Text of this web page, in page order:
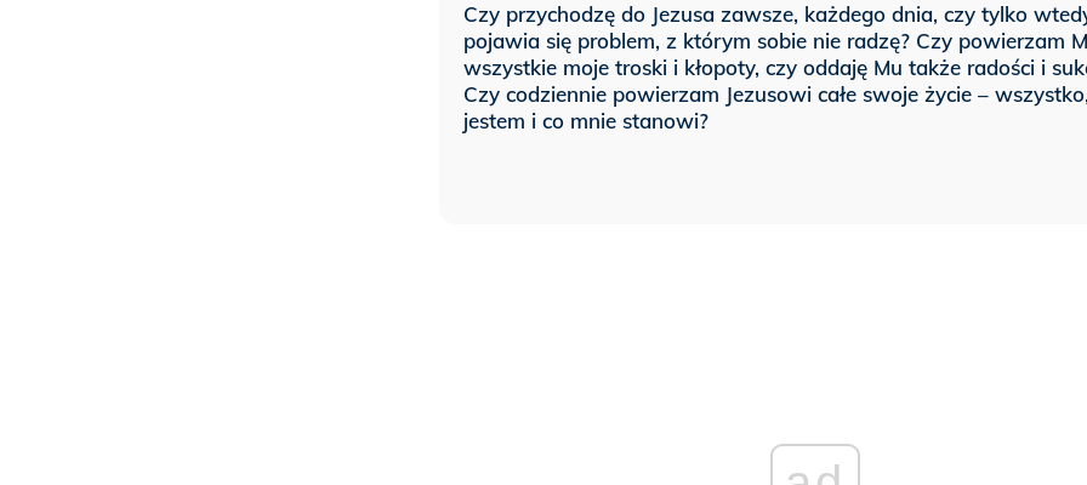
Czy przychodzę do Jezusa zawsze, każdego dnia, czy tylko
pojawia się problem, z którym sobie nie radzę? Czy powierzam
wszystkie moje troski i kłopoty, czy oddaję Mu także radości i
Czy codziennie powierzam Jezusowi całe swoje życie –
jestem i co mnie stanowi?